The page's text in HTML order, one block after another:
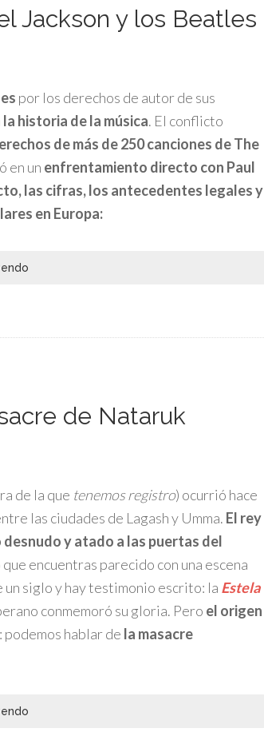
Jackson y los Beatles
por los derechos de autor de sus
historia de la música. El conflicto
de más de 250 canciones de The
en un enfrentamiento directo con Paul
las cifras, los antecedentes legales y
en Europa:
de Nataruk
de la que tenemos registro) ocurrió hace
las ciudades de Lagash y Umma. El rey
y atado a las puertas del
encuentras parecido con una escena
siglo y hay testimonio escrito: la Estela
conmemoró su gloria. Pero el origen
: podemos hablar de la masacre